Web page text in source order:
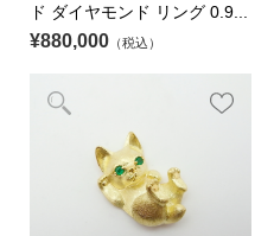
ド ダイヤモンド リング 0.9...
¥880,000（税込）